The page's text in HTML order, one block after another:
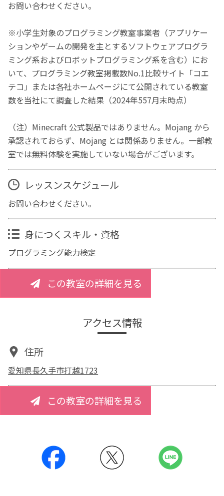
お問い合わせください。
※小学生対象のプログラミング教室事業者（アプリケー
ションやゲームの開発を主とするソフトウェアプログラ
ミング系およびロボットプログラミング系を含む）にお
いて、プログラミング教室掲載数No.1比較サイト「コエ
テコ」または各社ホームページにて公開されている教室
数を当社にて調査した結果（2024年557月末時点）
（注）Minecraft 公式製品ではありません。Mojang から
承認されておらず、Mojang とは関係ありません。一部教
室では無料体験を実施していない場合がございます。
レッスンスケジュール
お問い合わせください。
身につくスキル・資格
プログラミング能力検定
この教室の詳細を見る
アクセス情報
住所
愛知県長久手市打越1723
この教室の詳細を見る